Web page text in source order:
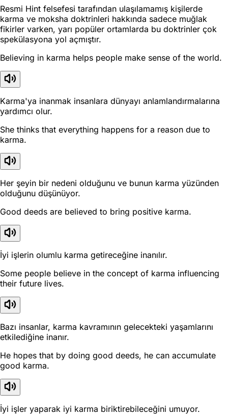
Resmi Hint felsefesi tarafından ulaşılamamış kişilerde
karma ve moksha doktrinleri hakkında sadece muğlak
fikirler varken, yarı popüler ortamlarda bu doktrinler çok
spekülasyona yol açmıştır.
Believing in karma helps people make sense of the world.
Karma'ya inanmak insanlara dünyayı anlamlandırmalarına
yardımcı olur.
She thinks that everything happens for a reason due to
karma.
Her şeyin bir nedeni olduğunu ve bunun karma yüzünden
olduğunu düşünüyor.
Good deeds are believed to bring positive karma.
İyi işlerin olumlu karma getireceğine inanılır.
Some people believe in the concept of karma influencing
their future lives.
Bazı insanlar, karma kavramının gelecekteki yaşamlarını
etkilediğine inanır.
He hopes that by doing good deeds, he can accumulate
good karma.
İyi işler yaparak iyi karma biriktirebileceğini umuyor.